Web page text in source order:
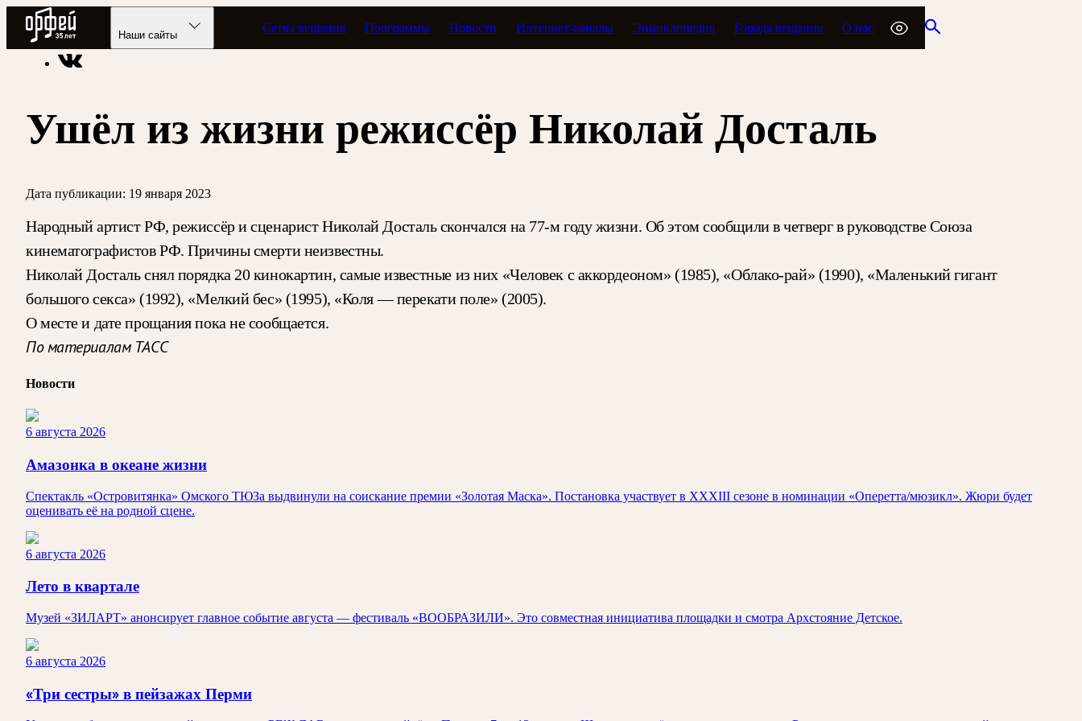
Радио Орфей
Наши сайты
Сетка вещания Программы Новости Интернет-каналы Энциклопедия Города вещания О нас
Радио классической музыки «Орфей» Новости
Ушёл из жизни режиссёр Николай Досталь
Дата публикации: 19 января 2023
Народный артист РФ, режиссёр и сценарист Николай Досталь скончался на 77-м году жизни. Об этом сообщили в четверг в руководстве Союза
кинематографистов РФ. Причины смерти неизвестны.
Николай Досталь снял порядка 20 кинокартин, самые известные из них «Человек с аккордеоном» (1985), «Облако-рай» (1990), «Маленький гигант
большого секса» (1992), «Мелкий бес» (1995), «Коля — перекати поле» (2005).
О месте и дате прощания пока не сообщается.
По материалам ТАСС
Новости
6 августа 2026
Амазонка в океане жизни
Спектакль «Островитянка» Омского ТЮЗа выдвинули на соискание премии «Золотая Маска». Постановка участвует в XXXIII сезоне в номинации «Оперетта/мюзикл». Жюри будет
оценивать её на родной сцене.
6 августа 2026
Лето в квартале
Музей «ЗИЛАРТ» анонсирует главное событие августа — фестиваль «ВООБРАЗИЛИ». Это совместная инициатива площадки и смотра Архстояние Детское.
6 августа 2026
«Три сестры» в пейзажах Перми